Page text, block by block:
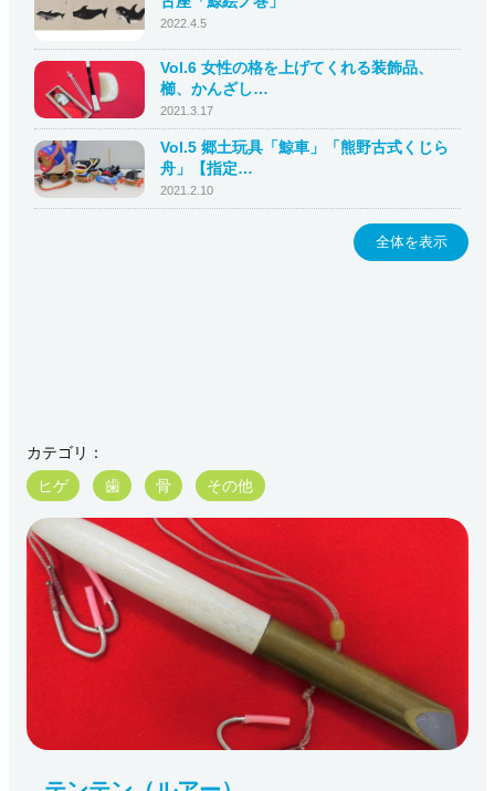
2022.4.5
Vol.6 女性の格を上げてくれる装飾品、
櫛、かんざし…
2021.3.17
Vol.5 郷土玩具「鯨車」「熊野古式くじら
舟」【指定…
2021.2.10
全体を表示
カテゴリ：
ヒゲ
歯 骨 その他